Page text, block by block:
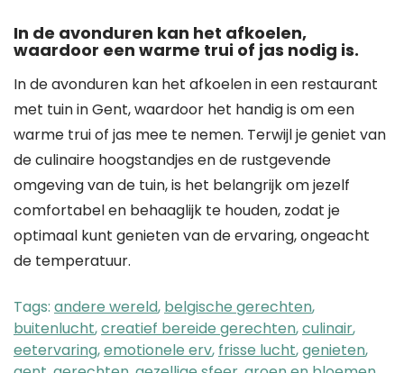
In de avonduren kan het afkoelen,
waardoor een warme trui of jas nodig is.
In de avonduren kan het afkoelen in een restaurant
met tuin in Gent, waardoor het handig is om een
warme trui of jas mee te nemen. Terwijl je geniet van
de culinaire hoogstandjes en de rustgevende
omgeving van de tuin, is het belangrijk om jezelf
comfortabel en behaaglijk te houden, zodat je
optimaal kunt genieten van de ervaring, ongeacht
de temperatuur.
Tags: andere wereld, belgische gerechten,
buitenlucht,creatief bereide gerechten,culinair,
eetervaring,emotionele erv, frisse lucht,genieten,